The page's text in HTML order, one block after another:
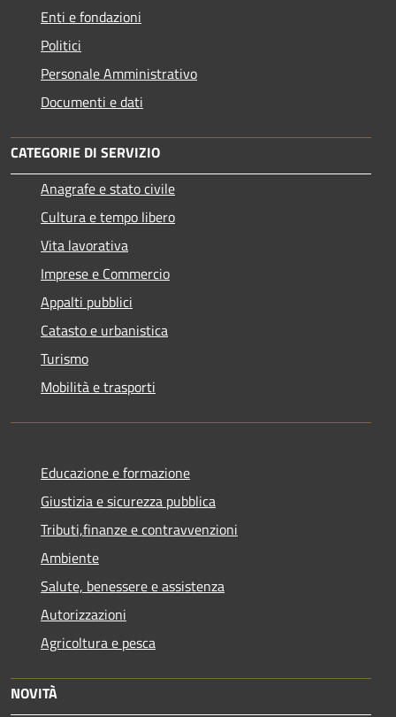
Enti e fondazioni
Politici
Personale Amministrativo
Documenti e dati
CATEGORIE DI SERVIZIO
Anagrafe e stato civile
Cultura e tempo libero
Vita lavorativa
Imprese e Commercio
Appalti pubblici
Catasto e urbanistica
Turismo
Mobilità e trasporti
Educazione e formazione
Giustizia e sicurezza pubblica
Tributi,finanze e contravvenzioni
Ambiente
Salute, benessere e assistenza
Autorizzazioni
Agricoltura e pesca
NOVITÀ